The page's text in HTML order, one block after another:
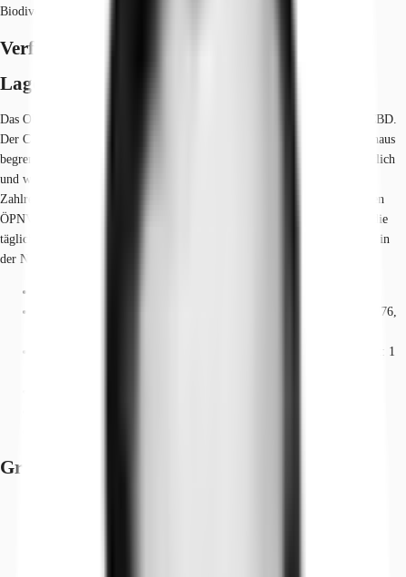
Biodiversität und dem nachhaltigen Betrieb des Gebäudes.
Verfügbare Fläche
Lage und Verkehrsanbindung
Das Objekt befindet sich in renommierter Lage mitten im Düsseldorfer CBD.
Der CBD wird im Süden vom Gap 15 und im Norden vom Dreischeibenhaus
begrenzt. Die Berliner Allee sowie Kasernenstraße/Heine-Allee bilden östlich
und westlich die Grenze. Herzstück ist somit die berühmte Königsallee.
Zahlreiche namhafte Unternehmen am Standort profitieren von der idealen
ÖPNV-Anbindung sowie der hervorragenden Infrastruktur in Bezug auf die
tägliche Nahversorgung. Dienstleister des täglichen Bedarfs befinden sich in
der Nähe.
U-Bahn, Heinrich-Heine-Allee U70, U71, U72, U73, U74, U75, U76,
Bus, Heinrich-Heine-Allee Buslinien SB50, 780, 782, 785, Gehzeit: 1
Grundrisse